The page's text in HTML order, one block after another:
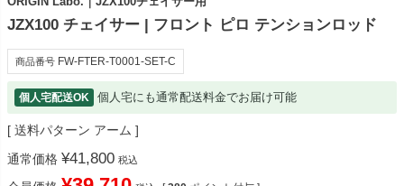
JZX100 チェイサー | フロント ピロ テンションロッド
商品番号 FW-FTER-T0001-SET-C
個人宅配送OK 個人宅にも通常配送料金でお届け可能
送料パターン アーム
通常価格 ¥41,800 税込